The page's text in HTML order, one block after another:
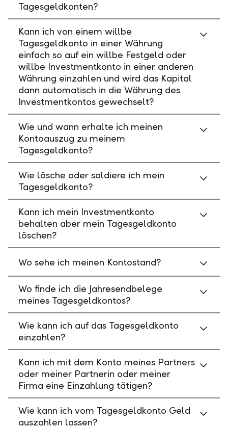
Tagesgeldkonten?
Kann ich von einem willbe
Tagesgeldkonto in einer Währung
einfach so auf ein willbe Festgeld oder
willbe Investmentkonto in einer anderen
Währung einzahlen und wird das Kapital
dann automatisch in die Währung des
Investmentkontos gewechselt?
Wie und wann erhalte ich meinen
Kontoauszug zu meinem
Tagesgeldkonto?
Wie lösche oder saldiere ich mein
Tagesgeldkonto?
Kann ich mein Investmentkonto
behalten aber mein Tagesgeldkonto
löschen?
Wo sehe ich meinen Kontostand?
Wo finde ich die Jahresendbelege
meines Tagesgeldkontos?
Wie kann ich auf das Tagesgeldkonto
einzahlen?
Kann ich mit dem Konto meines Partners
oder meiner Partnerin oder meiner
Firma eine Einzahlung tätigen?
Wie kann ich vom Tagesgeldkonto Geld
auszahlen lassen?